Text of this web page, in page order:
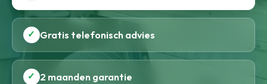
✓ Gratis telefonisch advies
✓ 2 maanden garantie